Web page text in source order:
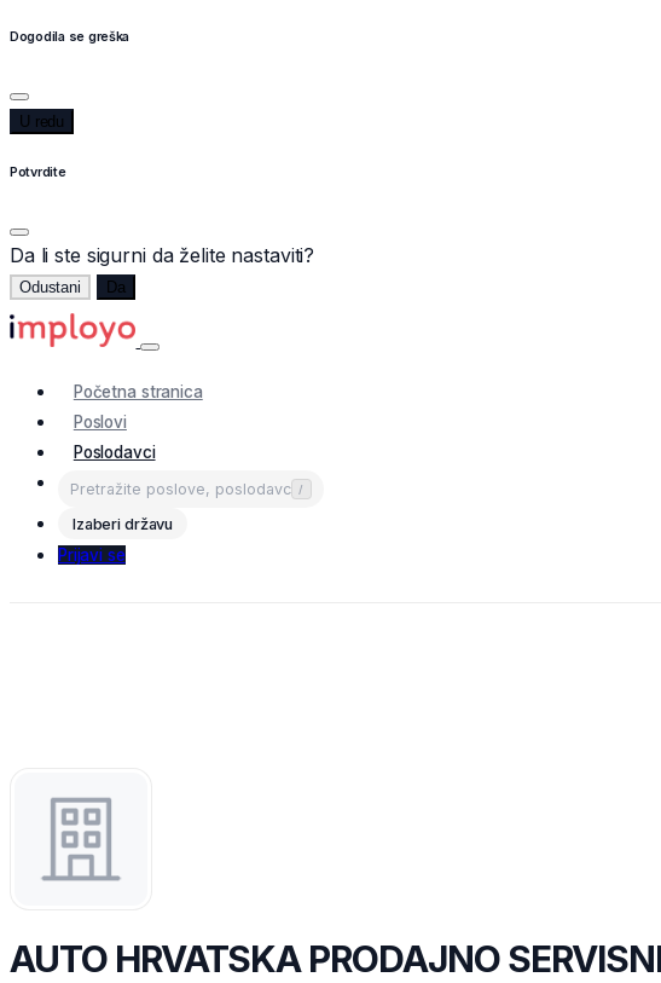
Dogodila se greška
U redu
Potvrdite
Da li ste sigurni da želite nastaviti?
Odustani Da
Početna stranica
Poslovi
Poslodavci
/
Izaberi državu
Prijavi se
AUTO HRVATSKA PRODAJNO